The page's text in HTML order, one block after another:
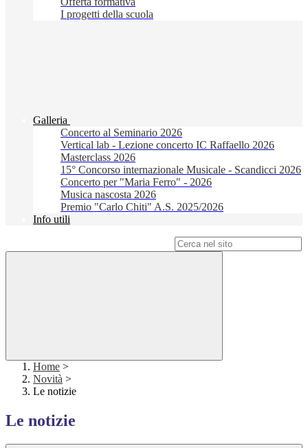
I progetti della scuola
Galleria
Concerto al Seminario 2026
Vertical lab - Lezione concerto IC Raffaello 2026
Masterclass 2026
15° Concorso internazionale Musicale - Scandicci 2026
Concerto per "Maria Ferro" - 2026
Musica nascosta 2026
Premio "Carlo Chiti" A.S. 2025/2026
Info utili
Home >
Novità >
Le notizie
Le notizie